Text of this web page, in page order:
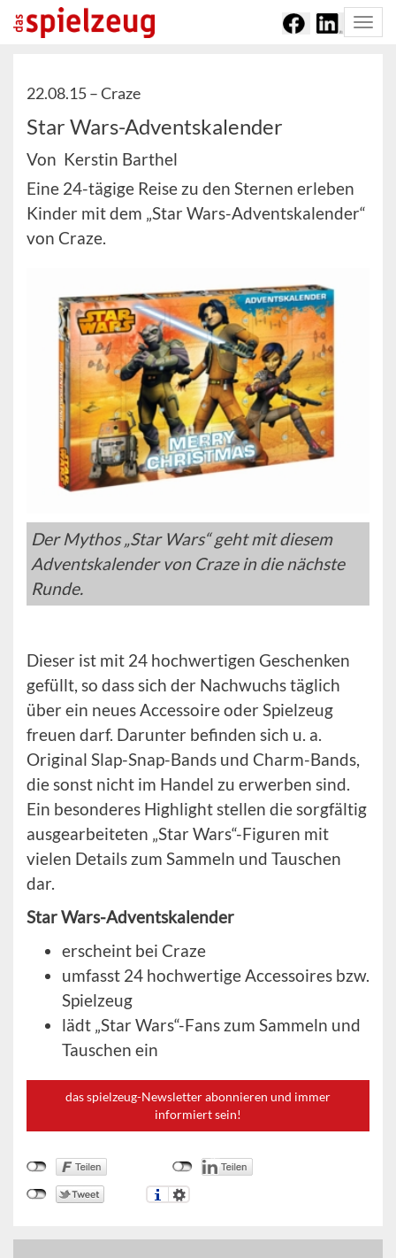
22.08.15 –Craze
Star Wars-Adventskalender
Von Kerstin Barthel
Eine 24-tägige Reise zu den Sternen erleben
Kinder mit dem „Star Wars-Adventskalender“
von Craze.
Der Mythos „Star Wars“ geht mit diesem
Adventskalender von Craze in die nächste
Runde.
Dieser ist mit 24 hochwertigen Geschenken
gefüllt, so dass sich der Nachwuchs täglich
über ein neues Accessoire oder Spielzeug
freuen darf. Darunter befinden sich u. a.
Original Slap-Snap-Bands und Charm-Bands,
die sonst nicht im Handel zu erwerben sind.
Ein besonderes Highlight stellen die sorgfältig
ausgearbeiteten „Star Wars“-Figuren mit
vielen Details zum Sammeln und Tauschen
dar.
Star Wars-Adventskalender
erscheint bei Craze
umfasst 24 hochwertige Accessoires bzw.
Spielzeug
lädt „Star Wars“-Fans zum Sammeln und
Tauschen ein
das spielzeug-Newsletter abonnieren und immer
informiert sein!